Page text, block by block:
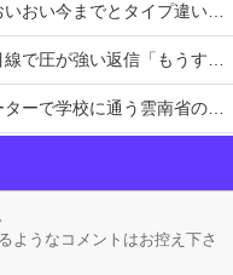
いそうだけど大丈夫なん・・・」←これ
を救いたい歌ってみた企画と視聴者に対するSNS投稿が大荒れ
山地の子供たち 通学時間 3時間→30分に短縮
て優秀過ぎると話題に
これ」だったｗｗｗｗｗｗｗ
ようなコメントはお控え下さ